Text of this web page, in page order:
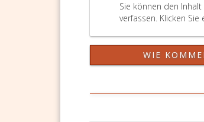
Sie können den
verfassen. Klicken
WIE